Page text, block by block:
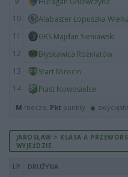
10
Alabaster Łopuszka
11
GKS Majdan Sieniawski
12
Błyskawica Rożniatów
13
Start Mirocin
14
Piast Nowosielce
M mecze, Pkt punkty ·
JAROSŁAW > KLASA A
WYJEŹDZIE
LP DRUŻYNA